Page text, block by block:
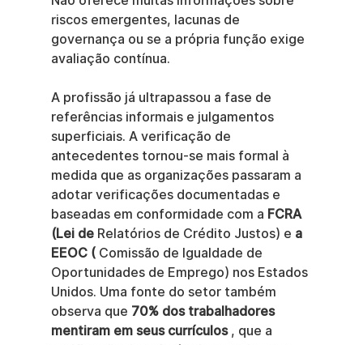
riscos emergentes, lacunas de
governança ou se a própria função exige
avaliação contínua.
A profissão já ultrapassou a fase de
referências informais e julgamentos
superficiais. A verificação de
antecedentes tornou-se mais formal à
medida que as organizações passaram a
adotar verificações documentadas e
baseadas em conformidade com a FCRA
(Lei de Relatórios de Crédito Justos) e a
EEOC ( Comissão de Igualdade de
Oportunidades de Emprego) nos Estados
Unidos. Uma fonte do setor também
observa que 70% dos trabalhadores
mentiram em seus currículos , que a